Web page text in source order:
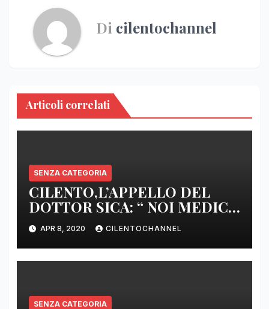
Di cilentochannel
Articoli correlati
SENZA CATEGORIA
CILENTO,L’APPELLO DEL
DOTTOR SICA: “ NOI MEDICI
DI BASE SIAMO SENZA ARMI
E SENZA PRESIDI”
APR 8, 2020 CILENTOCHANNEL
SENZA CATEGORIA